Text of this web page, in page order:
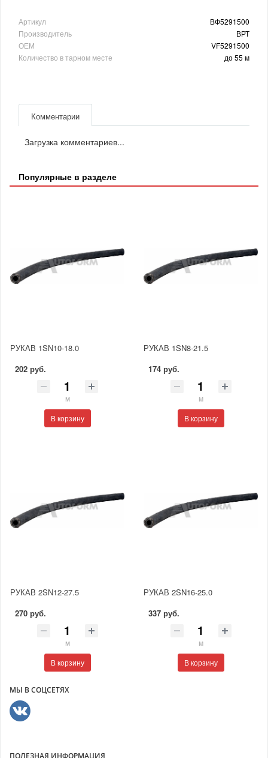
Артикул
ВФ5291500
Производитель
ВРТ
ОЕМ
VF5291500
Количество в тарном месте
до 55 м
Комментарии
Загрузка комментариев...
Популярные в разделе
РУКАВ 1SN10-18.0
202 руб.
м
В корзину
РУКАВ 1SN8-21.5
174 руб.
м
В корзину
РУКАВ 2SN12-27.5
270 руб.
м
В корзину
РУКАВ 2SN16-25.0
337 руб.
м
В корзину
МЫ В СОЦСЕТЯХ
ПОЛЕЗНАЯ ИНФОРМАЦИЯ